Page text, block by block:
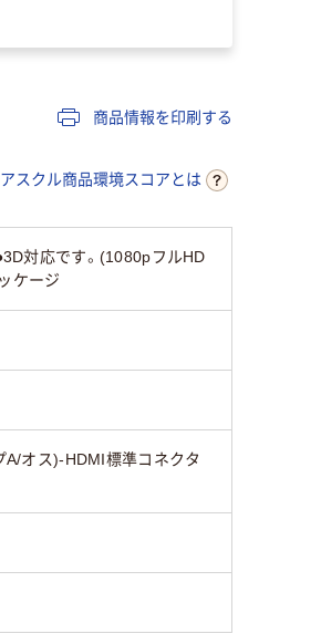
商品情報を印刷する
アスクル商品環境スコアとは
対応です。(1080pフルHD
ケージ
オス)-HDMI標準コネクタ